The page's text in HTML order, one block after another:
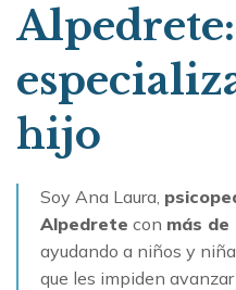
hijo
Soy Ana Laura,
Alpedrete con más
ayudando a niños y
que les impiden